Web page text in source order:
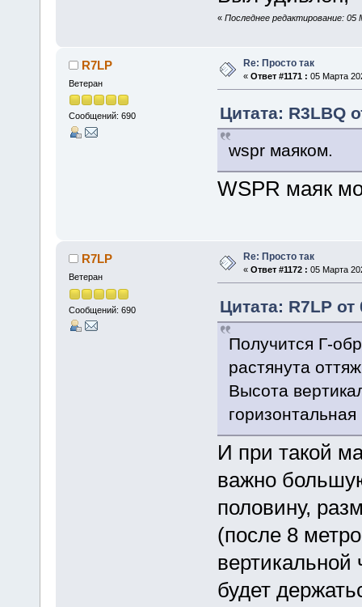
« Последнее редактирование:
R7LP
Ветеран
Сообщений: 690
Re: Просто так
« Ответ #1171 : 05 Марта
Цитата: R3LBQ
wspr маяком.
WSPR маяк
R7LP
Ветеран
Сообщений: 690
Re: Просто так
« Ответ #1172 : 05 Марта
Цитата: R7LP
Получится Г-
растянута
Высота
горизонтальная
И при такой
важно
половину,
(после 8
вертикальной
будет